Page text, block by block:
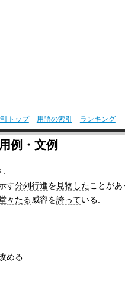
トップ 用語の索引 ランキング
例・文例
す分列行進を 見物したことがあ
々たる威容を誇っている.
める